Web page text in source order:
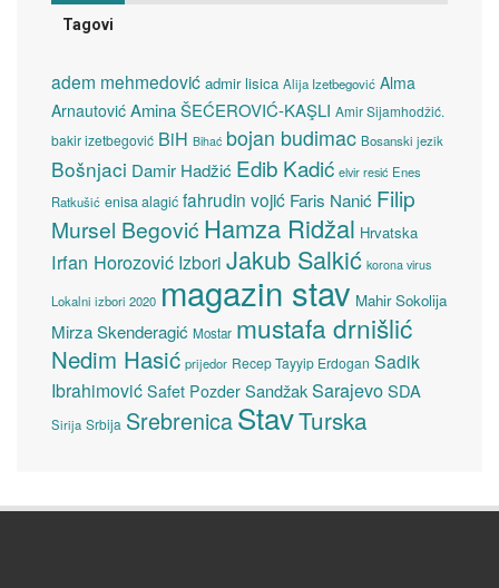
Tagovi
adem mehmedović admir lisica Alija Izetbegović Alma
Arnautović Amina ŠEĆEROVIĆ-KAŞLI Amir Sijamhodžić.
bakir izetbegović BiH Bihać bojan budimac Bosanski jezik
Bošnjaci Damir Hadžić Edib Kadić elvir resić Enes
Ratkušić enisa alagić fahrudin vojić Faris Nanić Filip
Mursel Begović Hamza Ridžal Hrvatska
Irfan Horozović Izbori Jakub Salkić korona virus
Lokalni izbori 2020 magazin stav Mahir Sokolija
Mirza Skenderagić Mostar mustafa drnišlić
Nedim Hasić prijedor Recep Tayyip Erdogan Sadik
Ibrahimović Safet Pozder SandžakSarajevoSDA
Sirija Srbija SrebrenicaStavTurska